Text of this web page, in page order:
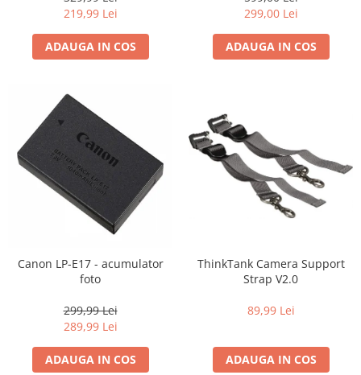
Carduri memorie, Cititoare
Carduri memorie
Cititoare carduri
Telecomenzi
LCD protectie
Recordere audio digitale
Acumulatori si baterii
Acumulatori Foto
incarcatoare
Huse protectie acumulatori foto
Tablete grafice
219,99 Lei
ADAUGA IN COS
299,00 Lei
ADAUGA IN COS
Canon LP-E17 - acumulator
foto
299,99 Lei
289,99 Lei
ADAUGA IN COS
ThinkTank Camera Support
Strap V2.0
89,99 Lei
ADAUGA IN COS